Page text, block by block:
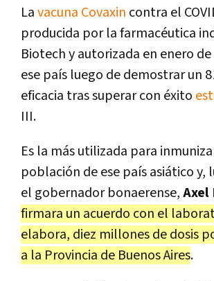
Lavacuna Covaxin contra el
producida por la farmacéutica
Biotech y autorizada en enero
ese país luego de demostrar un
eficacia tras superar con éxito
III.
Es la más utilizada para
población de ese país asiático y,
el gobernador bonaerense,
firmara un acuerdo con el
elabora, diez millones de dosis
a la Provincia de Buenos Aires.